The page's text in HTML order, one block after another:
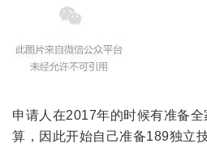
申请人在2017年的时候有准备
算，因此开始自己准备189独立